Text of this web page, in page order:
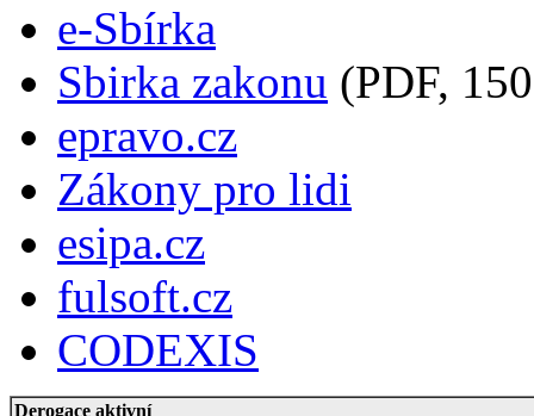
e-Sbírka
Sbirka zakonu (PDF,
epravo.cz
Zákony pro lidi
esipa.cz
fulsoft.cz
CODEXIS
Derogace aktivní